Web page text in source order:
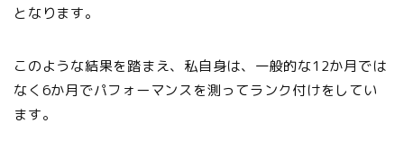
となります。
このような結果を踏まえ、私自身は、一般的な12か月では
なく6か月でパフォーマンスを測ってランク付けをしてい
ます。